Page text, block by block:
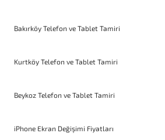
Bakırköy Telefon ve Tablet Tamiri
Kurtköy Telefon ve Tablet Tamiri
Beykoz Telefon ve Tablet Tamiri
iPhone Ekran Değişimi Fiyatları